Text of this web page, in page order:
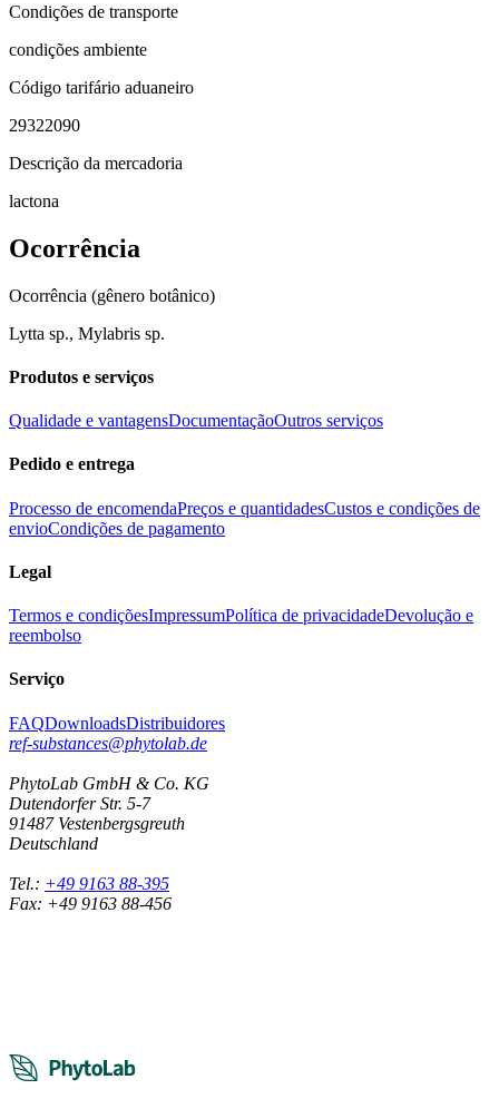
Condições de transporte
condições ambiente
Código tarifário aduaneiro
29322090
Descrição da mercadoria
lactona
Ocorrência
Ocorrência (gênero botânico)
Lytta sp., Mylabris sp.
Produtos e serviços
Qualidade e vantagensDocumentaçãoOutros serviços
Pedido e entrega
Processo de encomendaPreços e quantidadesCustos e condições de
envioCondições de pagamento
Legal
Termos e condiçõesImpressumPolítica de privacidadeDevolução e
reembolso
Serviço
FAQDownloadsDistribuidores
ref-substances@phytolab.de
PhytoLab GmbH & Co. KG
Dutendorfer Str. 5-7
91487 Vestenbergsgreuth
Deutschland
Tel.: +49 9163 88-395
Fax: +49 9163 88-456